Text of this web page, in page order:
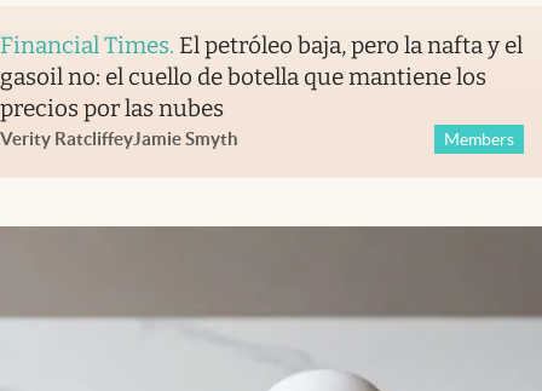
Financial Times. El petróleo baja, pero la nafta y el
gasoil no: el cuello de botella que mantiene los
precios por las nubes
Verity RatcliffeyJamie Smyth Members